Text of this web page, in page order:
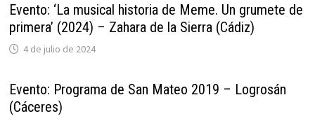
Evento: ‘La musical historia de Meme. Un grumete de
primera’ (2024) – Zahara de la Sierra (Cádiz)
4 de julio de 2024
Evento: Programa de San Mateo 2019 – Logrosán
(Cáceres)